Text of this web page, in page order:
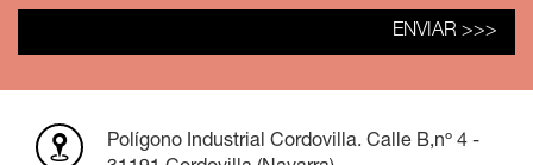
Polígono Industrial Cordovilla. Calle B,nº 4 -